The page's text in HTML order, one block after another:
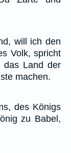
will ich den
Volk, spricht
das Land der
machen.
des Königs
zu Babel,